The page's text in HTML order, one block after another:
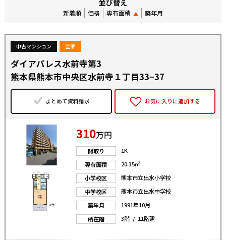
並び替え
新着順 価格 専有面積 築年月
中古マンション 空家
ダイアパレス水前寺第3
熊本県熊本市中央区水前寺１丁目33−37
まとめて資料請求 お気に入りに追加する
310万円
間取り
1K
専有面積
20.35㎡
小学校区
熊本市立出水小学校
中学校区
熊本市立出水中学校
築年月
1991年10月
所在階
3階 / 11階建